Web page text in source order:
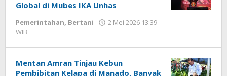
Global di Mubes IKA Unhas
Pemerintahan, Bertani
2 Mei 2026 13:39
WIB
Mentan Amran Tinjau Kebun
Pembibitan Kelapa di Manado, Banyak